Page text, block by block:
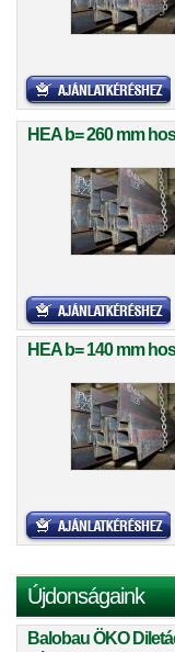
HEA b= 260 mm
HEA b= 140 mm
Újdonságaink
Balobau ÖKO